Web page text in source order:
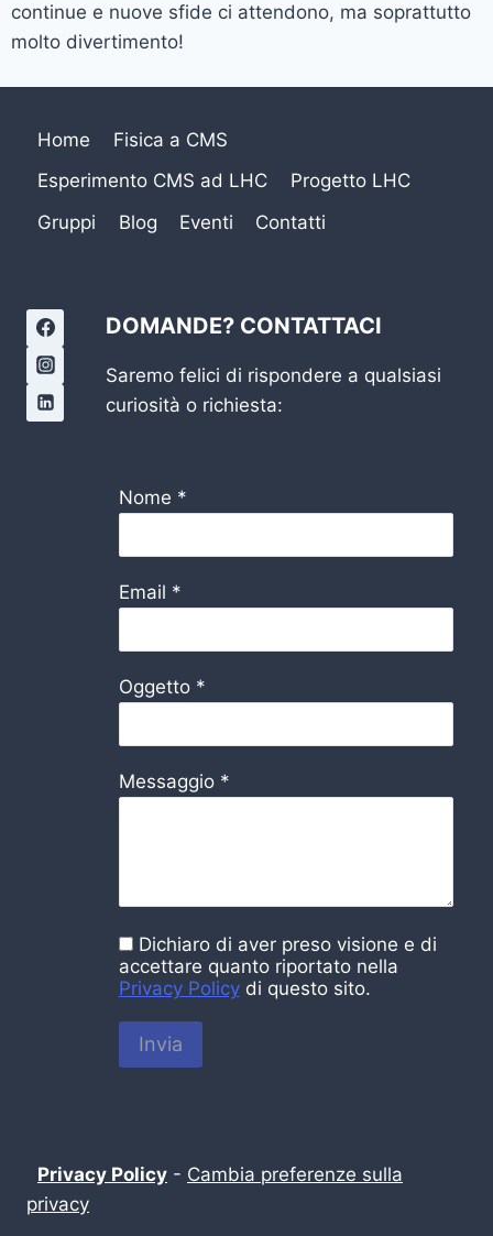
continue e nuove sfide ci attendono, ma soprattutto
molto divertimento!
Home
Fisica a CMS
Esperimento CMS ad LHC
Progetto LHC
Gruppi
Blog Eventi Contatti
DOMANDE? CONTATTACI
Saremo felici di rispondere a qualsiasi
curiosità o richiesta:
Nome *
Email *
Oggetto *
Messaggio *
Dichiaro di aver preso visione e di
accettare quanto riportato nella
Privacy Policydi questo sito.
Invia
Privacy Policy - Cambia preferenze sulla
privacy